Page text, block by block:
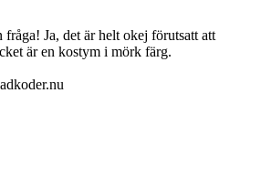
Ja, det är helt okej förutsatt att
är en kostym i mörk färg.